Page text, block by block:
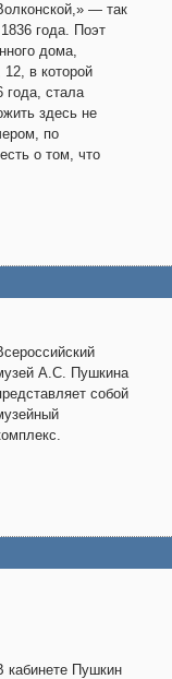
— так
года. Поэт
дома,
в которой
года, стала
здесь не
по
о том, что
А.С. Пушкина
собой
кабинете Пушкин